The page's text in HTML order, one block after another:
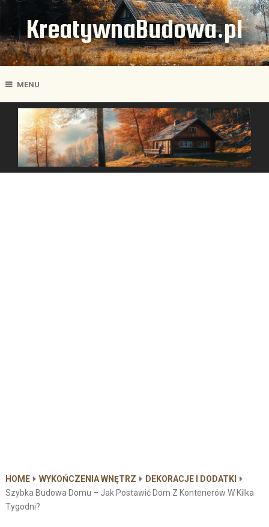
KreatywnaBudowa.pl
MENU
HOME WYKOŃCZENIA WNĘTRZ
DEKORACJE I DODATKI
Szybka Budowa Domu – Jak Postawić Dom Z Kontenerów W Kilka
Tygodni?